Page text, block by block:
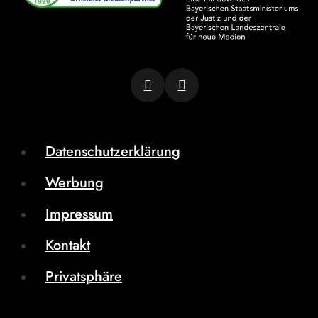
Datenschutzerklärung
Werbung
Impressum
Kontakt
Privatsphäre